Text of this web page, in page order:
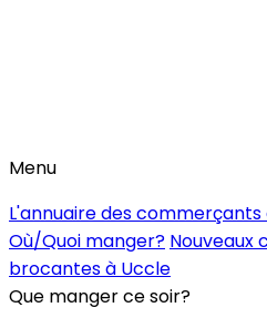
Menu
L'annuaire des
Où/Quoi manger? Nouveaux
brocantes à Uccle
Que manger ce soir?